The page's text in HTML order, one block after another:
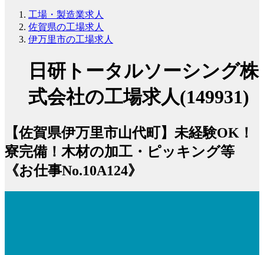
工場・製造業求人
佐賀県の工場求人
伊万里市の工場求人
日研トータルソーシング株
式会社の工場求人(149931)
【佐賀県伊万里市山代町】未経験OK！
寮完備！木材の加工・ピッキング等
《お仕事No.10A124》